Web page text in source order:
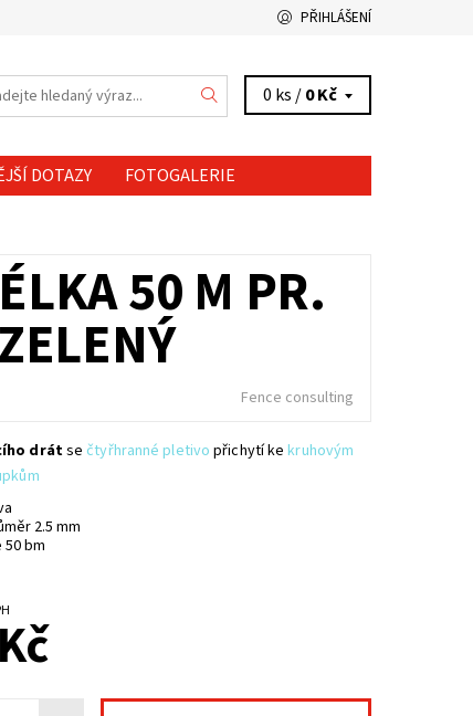
PŘIHLÁŠENÍ
0 ks /0 Kč
DOTAZY
FOTOGALERIE
50 M PR.
Fence consulting
drátse čtyřhranné pletivo přichytí ke kruhovým
2.5 mm
bm